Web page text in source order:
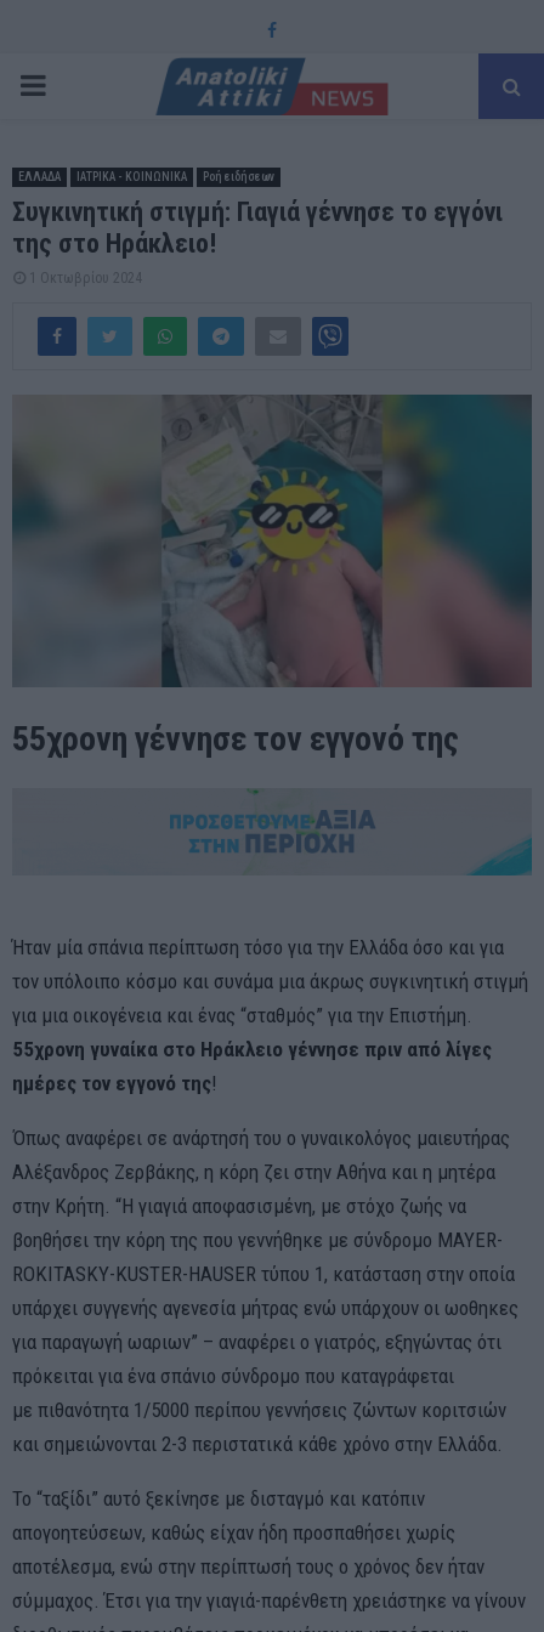
Facebook
PRIMARY
ΕΛΛΑΔΑ ΙΑΤΡΙΚΑ - ΚΟΙΝΩΝΙΚΑ Ροή ειδήσεων
Συγκινητική στιγμή: Γιαγιά γέννησε το εγγόνι
της στο Ηράκλειο!
1 Οκτωβρίου 2024
55χρονη γέννησε τον εγγονό της
Ήταν μία σπάνια περίπτωση τόσο για την Ελλάδα όσο και για
τον υπόλοιπο κόσμο και συνάμα μια άκρως συγκινητική στιγμή
για μια οικογένεια και ένας “σταθμός” για την Επιστήμη.
55χρονη γυναίκα στο Ηράκλειο γέννησε πριν από λίγες
ημέρες τον εγγονό της!
Όπως αναφέρει σε ανάρτησή του ο γυναικολόγος μαιευτήρας
Αλέξανδρος Ζερβάκης, η κόρη ζει στην Αθήνα και η μητέρα
στην Κρήτη. “Η γιαγιά αποφασισμένη, με στόχο ζωής να
βοηθήσει την κόρη της που γεννήθηκε με σύνδρομο MAYER-
ROKITASKY-KUSTER-HAUSER τύπου 1, κατάσταση στην οποία
υπάρχει συγγενής αγενεσία μήτρας ενώ υπάρχουν οι ωοθηκες
για παραγωγή ωαριων” – αναφέρει ο γιατρός, εξηγώντας ότι
πρόκειται για ένα σπάνιο σύνδρομο που καταγράφεται
με πιθανότητα 1/5000 περίπου γεννήσεις ζώντων κοριτσιών
και σημειώνονται 2-3 περιστατικά κάθε χρόνο στην Ελλάδα.
Το “ταξίδι” αυτό ξεκίνησε με δισταγμό και κατόπιν
απογοητεύσεων, καθώς είχαν ήδη προσπαθήσει χωρίς
αποτέλεσμα, ενώ στην περίπτωσή τους ο χρόνος δεν ήταν
σύμμαχος. Έτσι για την γιαγιά-παρένθετη χρειάστηκε να γίνουν